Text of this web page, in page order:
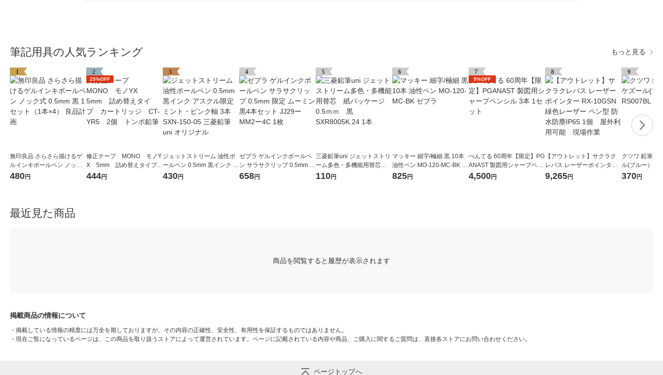
筆記用具の人気ランキング もっと見る
1
無印良品 さらさら描けるゲ
ルインキボールペン ノック
式 0.5mm 黒 1セット（1本×
480円
2
25%OFF
修正テープ MONO モノY
X 5mm 詰め替えタイプ
カートリッジ CT-YR5 2
444円
3
ジェットストリーム 油性ボ
ールペン 0.5mm 黒インク ア
スクル限定ミント・ピンク
430円
4
ゼブラ ゲルインクボールペ
ン サラサクリップ 0.5mm 限
定 ムーミン 黒4本セット JJ2
658円
5
三菱鉛筆uni ジェットストリ
ーム多色・多機能用替芯
紙パッケージ 0.5ｍｍ 黒
110円
6
マッキー 細字/極細 黒 10本
油性ペン MO-120-MC-BK ゼ
ブラ
825円
7
9%OFF
ぺんてる 60周年【限定】PG
ANAST 製図用シャープペン
シル 3本 1セット
4,500円
8
【アウトレット】サクラク
レパス レーザーポインター
RX-10GSN 緑色レーザー ペ
9,265円
9
クツワ 鉛筆け
ル(ブルー）
370円
最近見た商品
商品を閲覧すると履歴が表示されます
掲載商品の情報について
・ 掲載している情報の精度には万全を期しておりますが、その内容の正確性、安全性、有用性を保証するものではありません。
・ 現在ご覧になっているページは、この商品を取り扱うストアによって運営されています。ページに記載されている内容や商品、ご購入に関するご質問は、直接各ストアにお問い合わせください。
ページトップへ